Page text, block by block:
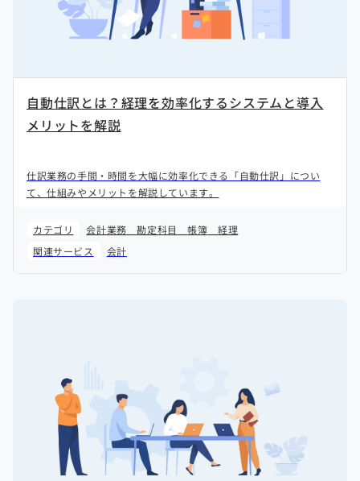
自動仕訳とは？経理を効率化するシステムと導入
メリットを解説
仕訳業務の手間・時間を大幅に効率化できる「自動仕訳」につい
て、仕組みやメリットを解説しています。
カテゴリ 会計業務 勘定科目 帳簿
経理
関連サービス
会計